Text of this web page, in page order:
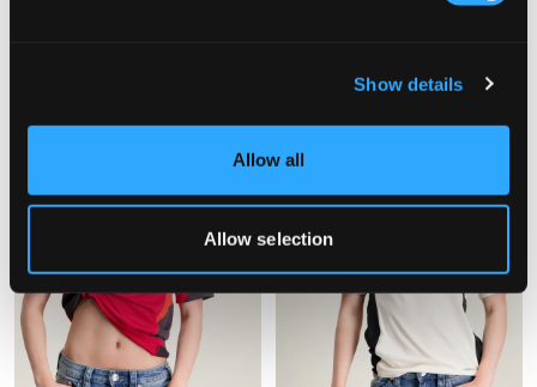
Show details
Allow all
Allow selection